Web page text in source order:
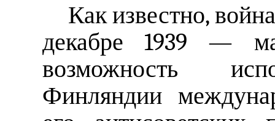
Как известно,
декабре 1939 —
возможность
Финляндии